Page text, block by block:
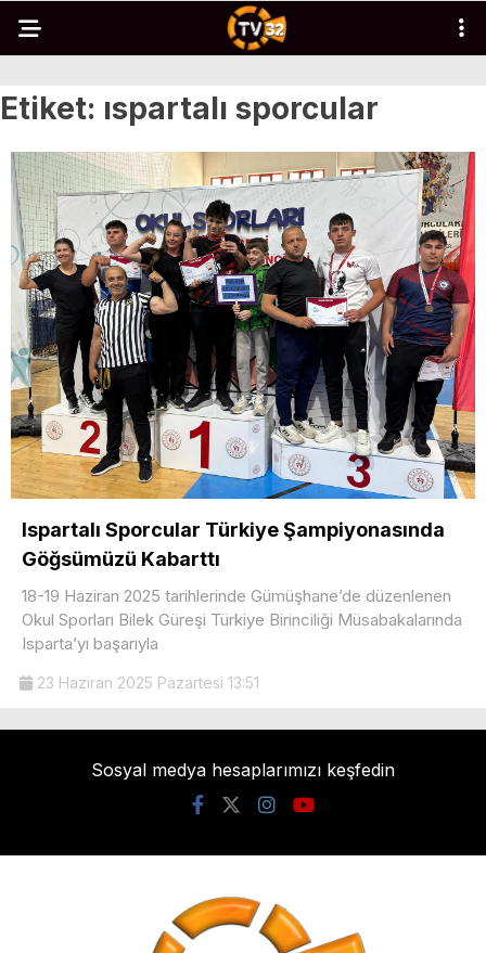
Etiket: ıspartalı sporcular
Ispartalı Sporcular Türkiye Şampiyonasında
Göğsümüzü Kabarttı
18-19 Haziran 2025 tarihlerinde Gümüşhane’de düzenlenen
Okul Sporları Bilek Güreşi Türkiye Birinciliği Müsabakalarında
Isparta’yı başarıyla
23 Haziran 2025 Pazartesi 13:51
Sosyal medya hesaplarımızı keşfedin